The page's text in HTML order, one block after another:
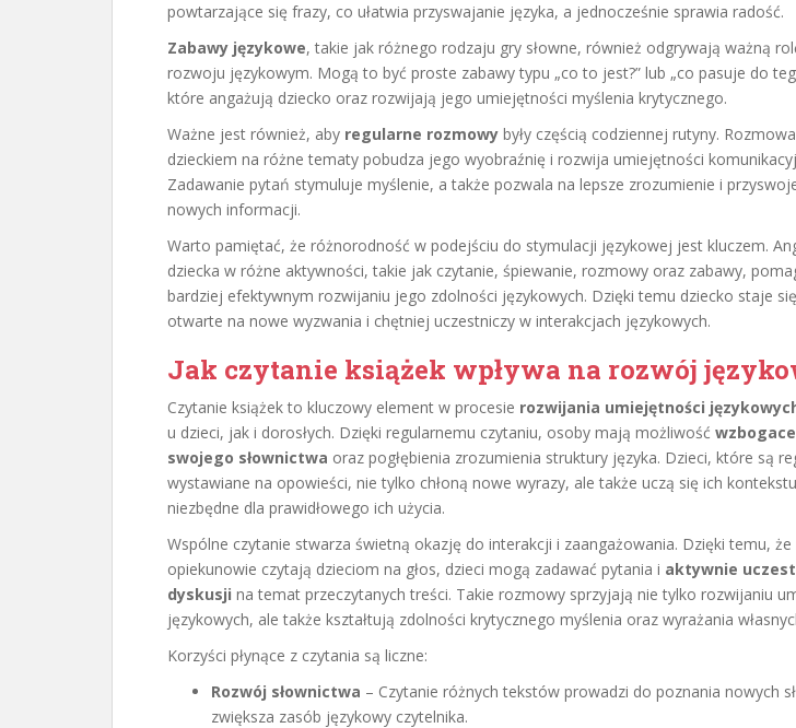
powtarzające się frazy, co ułatwia przyswajanie języka, a jednocześnie sprawia radość.
Zabawy językowe, takie jak różnego rodzaju gry słowne, również odgrywają ważną
rozwoju językowym. Mogą to być proste zabawy typu „co to jest?” lub „co pasuje do
które angażują dziecko oraz rozwijają jego umiejętności myślenia krytycznego.
Ważne jest również, aby regularne rozmowy były częścią codziennej rutyny.
dzieckiem na różne tematy pobudza jego wyobraźnię i rozwija umiejętności
Zadawanie pytań stymuluje myślenie, a także pozwala na lepsze zrozumienie i
nowych informacji.
Warto pamiętać, że różnorodność w podejściu do stymulacji językowej jest kluczem.
dziecka w różne aktywności, takie jak czytanie, śpiewanie, rozmowy oraz zabawy,
bardziej efektywnym rozwijaniu jego zdolności językowych. Dzięki temu dziecko staje
otwarte na nowe wyzwania i chętniej uczestniczy w interakcjach językowych.
Jak czytanie książek wpływa na rozwój
Czytanie książek to kluczowy element w procesie rozwijania umiejętności
u dzieci, jak i dorosłych. Dzięki regularnemu czytaniu, osoby mają możliwość
swojego słownictwa oraz pogłębienia zrozumienia struktury języka. Dzieci, które są
wystawiane na opowieści, nie tylko chłoną nowe wyrazy, ale także uczą się ich
niezbędne dla prawidłowego ich użycia.
Wspólne czytanie stwarza świetną okazję do interakcji i zaangażowania. Dzięki temu, że
opiekunowie czytają dzieciom na głos, dzieci mogą zadawać pytania i aktywnie
dyskusji na temat przeczytanych treści. Takie rozmowy sprzyjają nie tylko rozwijaniu
językowych, ale także kształtują zdolności krytycznego myślenia oraz wyrażania
Korzyści płynące z czytania są liczne:
Rozwój słownictwa – Czytanie różnych tekstów prowadzi do poznania nowych
zwiększa zasób językowy czytelnika.